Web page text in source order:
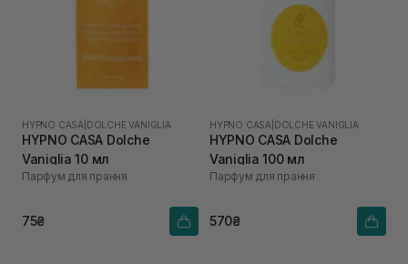
HYPNO CASA DOLCHE VANIGLIA
HYPNO CASA Dolche
Vaniglia 10 мл
Парфум для прання
75₴
HYPNO CASA DOLCHE VANIGLIA
HYPNO CASA Dolche
Vaniglia 100 мл
Парфум для прання
570₴